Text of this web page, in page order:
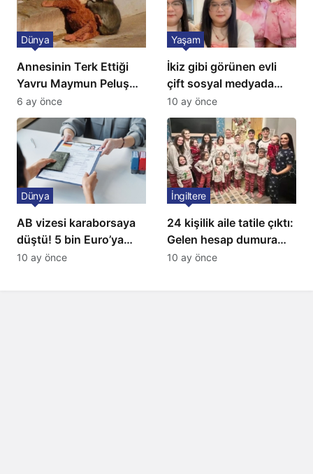
Annesinin Terk Ettiği
Yavru Maymun Peluş
Oyuncağını Anne Bildi
Dünya
6 ay önce
İkiz gibi görünen evli
çift sosyal medyada
gündem oldu
Yaşam
10 ay önce
AB vizesi karaborsaya
düştü! 5 bin Euro’ya
varan fiyatlarla
Dünya
10 ay önce
24 kişilik aile tatile çıktı:
Gelen hesap dumura
uğrattı
İngiltere
10 ay önce